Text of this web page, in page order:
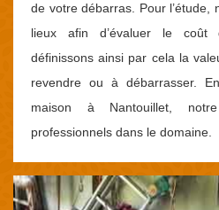
de votre débarras. Pour l’étude,
lieux afin d’évaluer le coût
définissons ainsi par cela la
revendre ou à débarrasser.
maison à Nantouillet,
professionnels dans le domaine.